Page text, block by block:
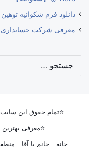
دانلود فرم شکوائیه
معرفی شرکت حسابداری
⭐تمام حقوق این
⭐معرفی
خانه
خانم یا آقا